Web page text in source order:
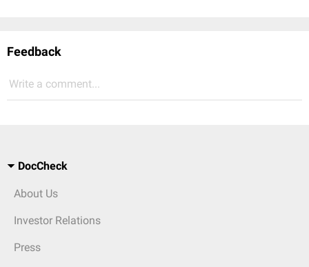
Feedback
Write a comment...
DocCheck
About Us
Investor Relations
Press